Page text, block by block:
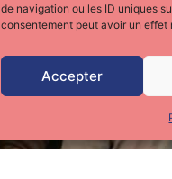
de navigation ou les ID uniques
consentement peut avoir un
Accepter